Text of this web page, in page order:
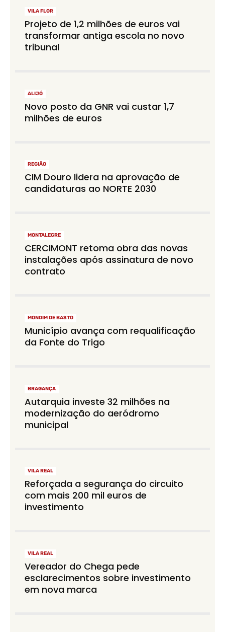
VILA FLOR
Projeto de 1,2 milhões de euros vai
transformar antiga escola no novo
tribunal
ALIJÓ
Novo posto da GNR vai custar 1,7
milhões de euros
REGIÃO
CIM Douro lidera na aprovação de
candidaturas ao NORTE 2030
MONTALEGRE
CERCIMONT retoma obra das novas
instalações após assinatura de novo
contrato
MONDIM DE BASTO
Município avança com requalificação
da Fonte do Trigo
BRAGANÇA
Autarquia investe 32 milhões na
modernização do aeródromo
municipal
VILA REAL
Reforçada a segurança do circuito
com mais 200 mil euros de
investimento
VILA REAL
Vereador do Chega pede
esclarecimentos sobre investimento
em nova marca